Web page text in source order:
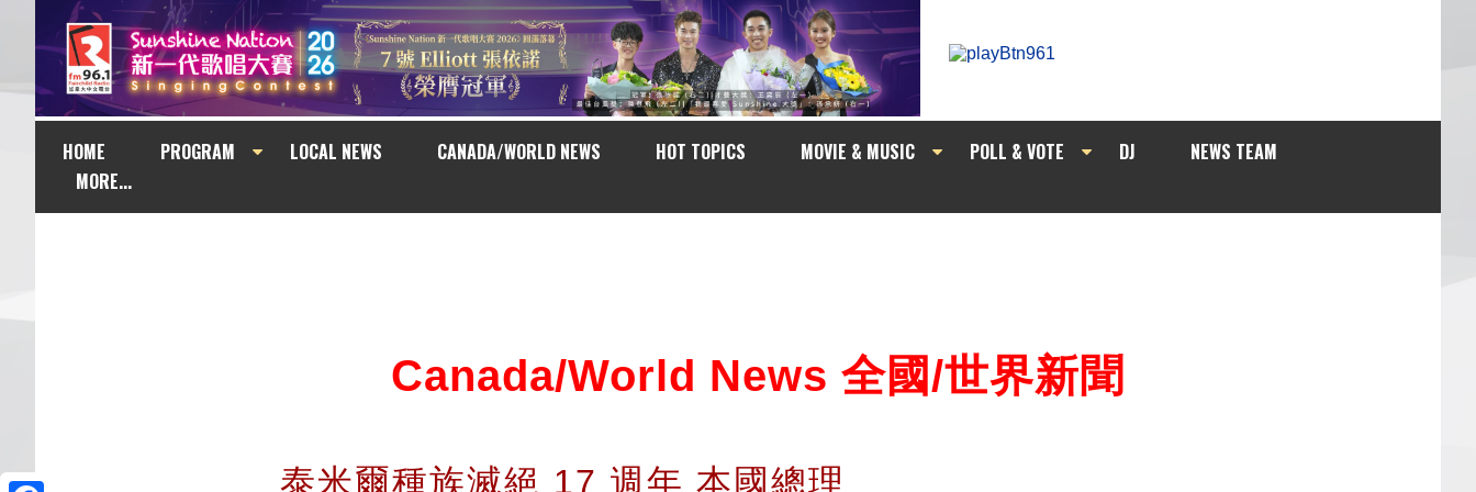
HOME PROGRAM LOCAL NEWS CANADA/WORLD NEWS HOT TOPICS MOVIE & MUSIC POLL & VOTE DJ
NEWS TEAM
MORE...
Canada/World News 全國/世界新聞
泰米爾種族滅絕 17 週年 本國總理